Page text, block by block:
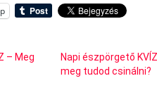
– Meg
Napi észpörgető
meg tudod csinálni?